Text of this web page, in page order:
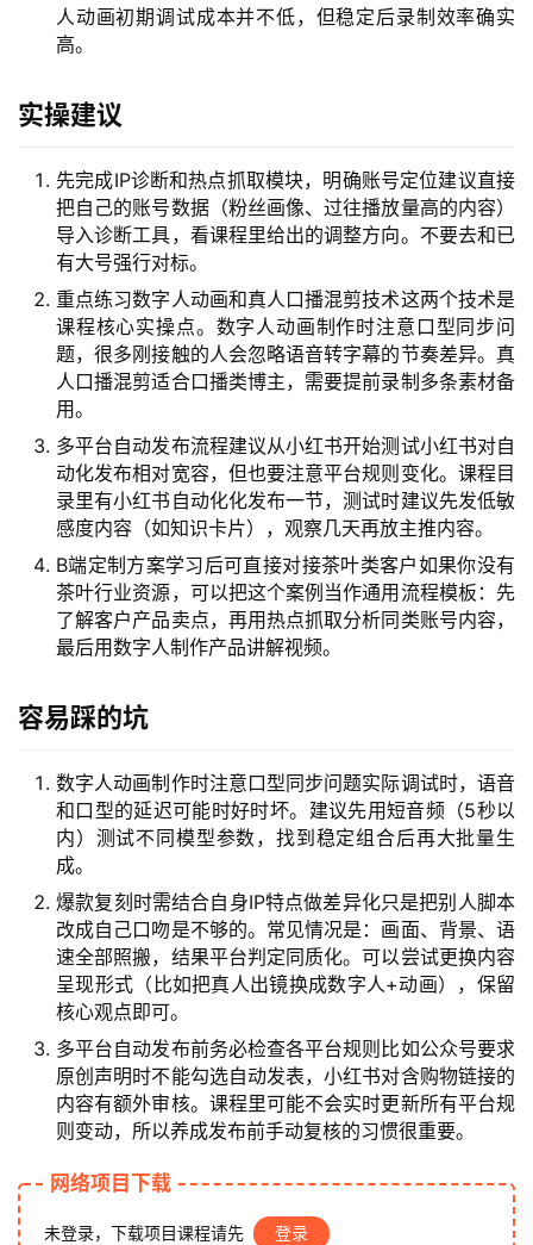
讯
目
网
泡
缘
业
人动画初期调试成本并不低，但稳定后录制效率确实
高。
实操建议
先完成IP诊断和热点抓取模块，明确账号定位建议直接
把自己的账号数据（粉丝画像、过往播放量高的内容）
导入诊断工具，看课程里给出的调整方向。不要去和已
有大号强行对标。
重点练习数字人动画和真人口播混剪技术这两个技术是
课程核心实操点。数字人动画制作时注意口型同步问
题，很多刚接触的人会忽略语音转字幕的节奏差异。真
人口播混剪适合口播类博主，需要提前录制多条素材备
用。
多平台自动发布流程建议从小红书开始测试小红书对自
动化发布相对宽容，但也要注意平台规则变化。课程目
录里有小红书自动化化发布一节，测试时建议先发低敏
感度内容（如知识卡片），观察几天再放主推内容。
B端定制方案学习后可直接对接茶叶类客户如果你没有
茶叶行业资源，可以把这个案例当作通用流程模板：先
了解客户产品卖点，再用热点抓取分析同类账号内容，
最后用数字人制作产品讲解视频。
容易踩的坑
数字人动画制作时注意口型同步问题实际调试时，语音
和口型的延迟可能时好时坏。建议先用短音频（5秒以
内）测试不同模型参数，找到稳定组合后再大批量生
成。
爆款复刻时需结合自身IP特点做差异化只是把别人脚本
改成自己口吻是不够的。常见情况是：画面、背景、语
速全部照搬，结果平台判定同质化。可以尝试更换内容
呈现形式（比如把真人出镜换成数字人+动画），保留
核心观点即可。
多平台自动发布前务必检查各平台规则比如公众号要求
原创声明时不能勾选自动发表，小红书对含购物链接的
内容有额外审核。课程里可能不会实时更新所有平台规
则变动，所以养成发布前手动复核的习惯很重要。
网络项目下载
未登录，下载项目课程请先 登录